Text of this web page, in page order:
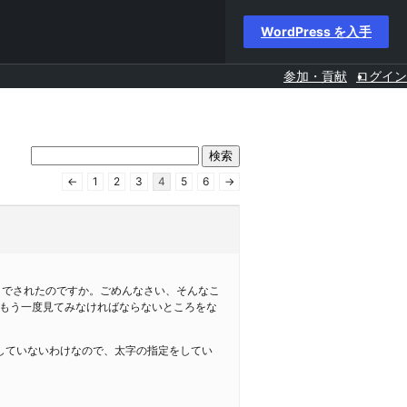
WordPress を入手
参加・貢献 ログイン
← 1 2 3 4 5 6 →
されたのですか。ごめんなさい、そんなこ
う一度見てみなければならないところをな
いないわけなので、太字の指定をしてい